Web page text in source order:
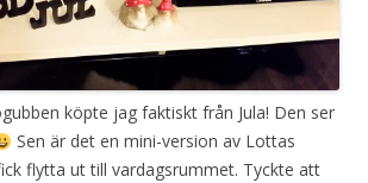
köpte jag faktiskt från Jula! Den ser
Sen är det en mini-version av Lottas
flytta ut till vardagsrummet. Tyckte att